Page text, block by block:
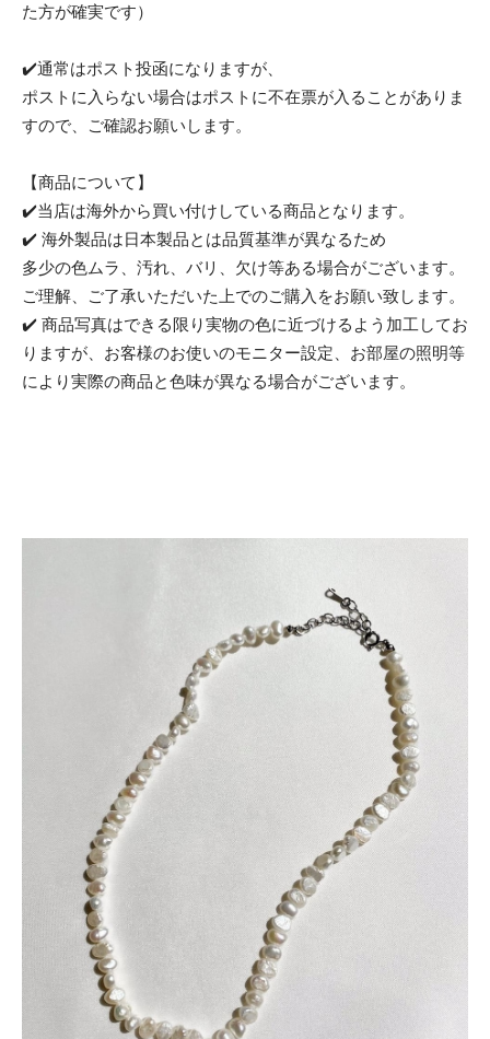
た方が確実です）
✔️通常はポスト投函になりますが、
ポストに入らない場合はポストに不在票が入ることがありま
すので、ご確認お願いします。
【商品について】
✔️当店は海外から買い付けしている商品となります。
✔️ 海外製品は日本製品とは品質基準が異なるため
多少の色ムラ、汚れ、バリ、欠け等ある場合がございます。
ご理解、ご了承いただいた上でのご購入をお願い致します。
✔️ 商品写真はできる限り実物の色に近づけるよう加工してお
りますが、お客様のお使いのモニター設定、お部屋の照明等
により実際の商品と色味が異なる場合がございます。